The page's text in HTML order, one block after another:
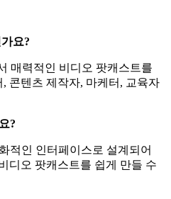
요?
매력적인 비디오 팟캐스트를
콘텐츠 제작자, 마케터, 교육자
?
적인 인터페이스로 설계되어
디오 팟캐스트를 쉽게 만들 수